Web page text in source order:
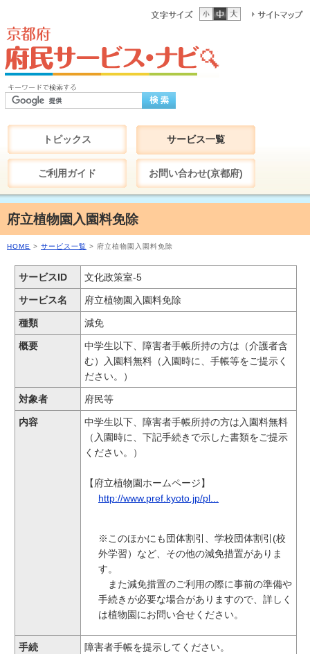
トピックス サービス一覧
ご利用ガイド お問い合わせ(京都府)
府立植物園入園料免除
HOME > サービス一覧 > 府立植物園入園料免除
サービスID 文化政策室-5
サービス名 府立植物園入園料免除
種類 減免
概要
中学生以下、障害者手帳所持の方は（介護者含
む）入園料無料（入園時に、手帳等をご提示く
ださい。）
対象者 府民等
内容
中学生以下、障害者手帳所持の方は入園料無料
（入園時に、下記手続きで示した書類をご提示
ください。）
【府立植物園ホームページ】
http://www.pref.kyoto.jp/pl...
※このほかにも団体割引、学校団体割引(校
外学習）など、その他の減免措置がありま
す。
また減免措置のご利用の際に事前の準備や
手続きが必要な場合がありますので、詳しく
は植物園にお問い合せください。
手続 障害者手帳を提示してください。